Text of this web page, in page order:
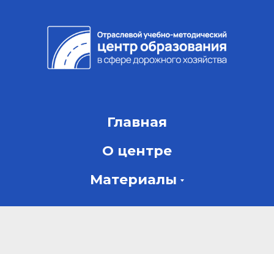
Главная
О центре
Материалы